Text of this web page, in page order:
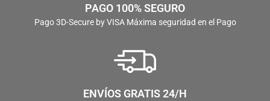
PAGO 100% SEGURO
Pago 3D-Secure by VISA Máxima seguridad en el Pago
ENVÍOS GRATIS 24/H